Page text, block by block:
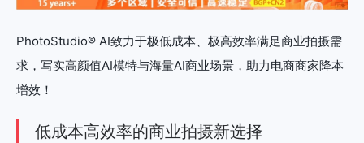
PhotoStudio® AI致力于极低成本、极高效率满足商业拍摄需
求，写实高颜值AI模特与海量AI商业场景，助力电商商家降本
增效！
低成本高效率的商业拍摄新选择